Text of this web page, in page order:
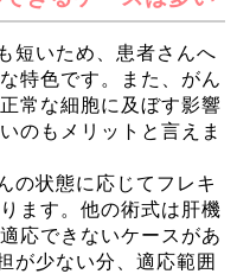
短いため、患者さんへ
特色です。また、がん
常な細胞に及ぼす影響
のもメリットと言えま
の状態に応じてフレキ
ます。他の術式は肝機
応できないケースがあ
が少ない分、適応範囲